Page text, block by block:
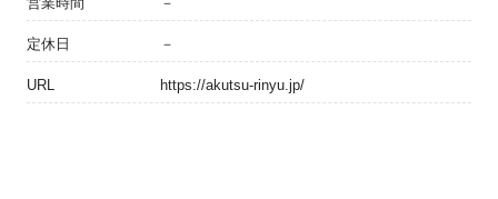
定休日 －
URL https://akutsu-rinyu.jp/